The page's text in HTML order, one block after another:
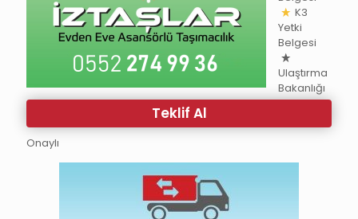
Teklif Al
K3
Yetki
Belgesi
Ulaştırma
Bakanlığı
Onaylı